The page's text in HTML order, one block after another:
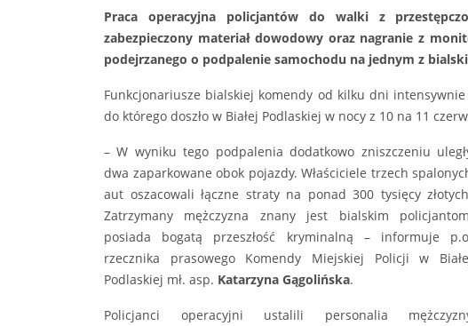
Praca operacyjna policjantów do walki z
zabezpieczony materiał dowodowy oraz nagranie z
podejrzanego o podpalenie samochodu na jednym z
Funkcjonariusze bialskiej komendy od kilku dni
do którego doszło w Białej Podlaskiej w nocy z 10 na 11
– W wyniku tego podpalenia dodatkowo zniszczeniu
dwa zaparkowane obok pojazdy. Właściciele trzech
aut oszacowali łączne straty na ponad 300 tysięcy
Zatrzymany mężczyzna znany jest bialskim
posiada bogatą przeszłość kryminalną – informuje
rzecznika prasowego Komendy Miejskiej Policji w
Podlaskiej mł. asp. Katarzyna Gągolińska.
Policjanci operacyjni ustalili personalia